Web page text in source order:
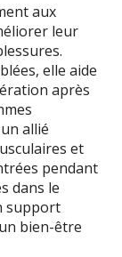
aux
leur
elle aide
après
allié
et
pendant
dans le
support
bien-être